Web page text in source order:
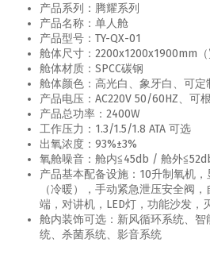
产品系列：腾耀系列
产品名称：单人舱
产品型号：TY-QX-01
舱体尺寸：2200x1200x1900mm（
舱体材质：SPCC碳钢
舱体颜色：高光白、象牙白、可定
产品电压：AC220V 50/60HZ、可
产品总功率：2400W
工作压力：1.3/1.5/1.8 ATA 可选
出氧浓度：93%±3%
氧舱噪音：舱内≦45db / 舱外
产品基本配备设施：10升制氧机
（冷暖），手动紧急泄压安全阀
端，对讲机，LED灯，功能沙发，
舱内装饰可选：新风循环系统、
统、杀菌系统、影音系统